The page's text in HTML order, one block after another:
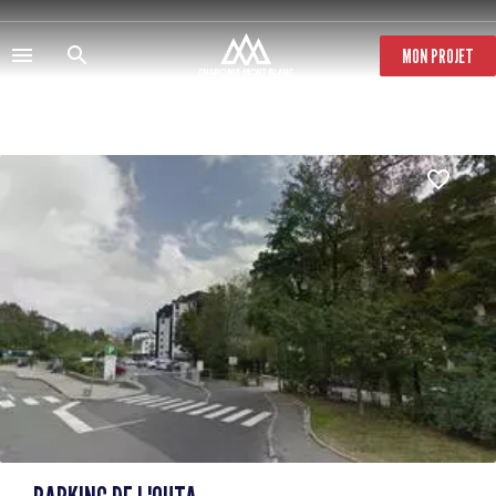
Aller
au
contenu
principal
MON PROJET